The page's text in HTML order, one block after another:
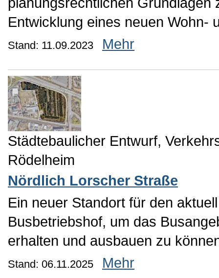
Entwicklung eines neuen Wohn-
Stand: 11.09.2023 Mehr
Städtebaulicher Entwurf,
Rödelheim
Nördlich Lorscher Straße
Ein neuer Standort für den
Busbetriebshof, um das
erhalten und ausbauen zu
Stand: 06.11.2025 Mehr